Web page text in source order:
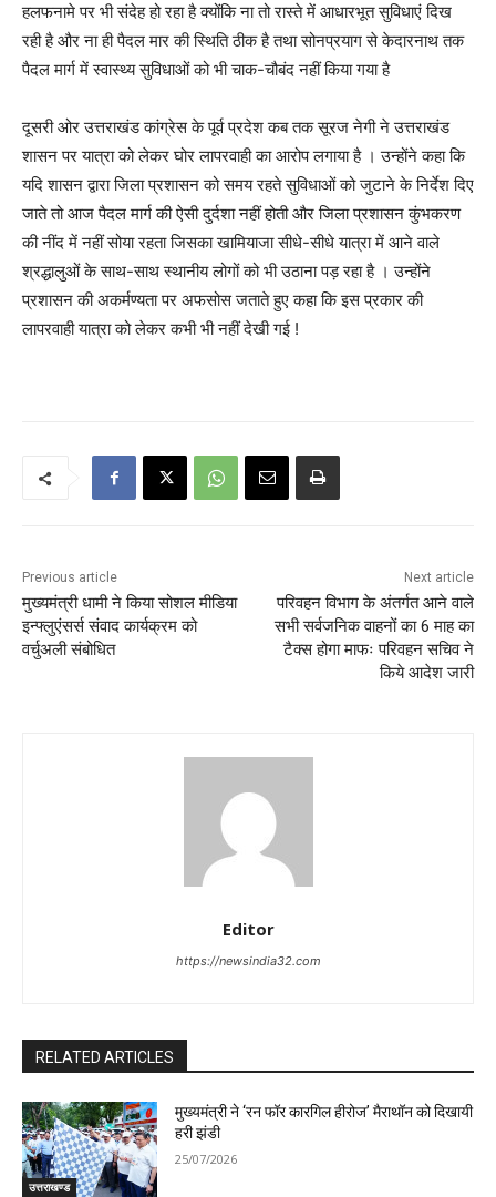
हलफनामे पर भी संदेह हो रहा है क्योंकि ना तो रास्ते में आधारभूत सुविधाएं दिख
रही है और ना ही पैदल मार की स्थिति ठीक है तथा सोनप्रयाग से केदारनाथ तक
पैदल मार्ग में स्वास्थ्य सुविधाओं को भी चाक-चौबंद नहीं किया गया है
दूसरी ओर उत्तराखंड कांग्रेस के पूर्व प्रदेश कब तक सूरज नेगी ने उत्तराखंड
शासन पर यात्रा को लेकर घोर लापरवाही का आरोप लगाया है । उन्होंने कहा कि
यदि शासन द्वारा जिला प्रशासन को समय रहते सुविधाओं को जुटाने के निर्देश दिए
जाते तो आज पैदल मार्ग की ऐसी दुर्दशा नहीं होती और जिला प्रशासन कुंभकरण
की नींद में नहीं सोया रहता जिसका खामियाजा सीधे-सीधे यात्रा में आने वाले
श्रद्धालुओं के साथ-साथ स्थानीय लोगों को भी उठाना पड़ रहा है । उन्होंने
प्रशासन की अकर्मण्यता पर अफसोस जताते हुए कहा कि इस प्रकार की
लापरवाही यात्रा को लेकर कभी भी नहीं देखी गई !
Previous article
मुख्यमंत्री धामी ने किया सोशल मीडिया
इन्फ्लुएंसर्स संवाद कार्यक्रम को
वर्चुअली संबोधित
Next article
परिवहन विभाग के अंतर्गत आने वाले
सभी सर्वजनिक वाहनों का 6 माह का
टैक्स होगा माफः परिवहन सचिव ने
किये आदेश जारी
Editor
https://newsindia32.com
RELATED ARTICLES
उत्तराखण्ड
मुख्यमंत्री ने ‘रन फॉर कारगिल हीरोज’ मैराथॉन को दिखायी
हरी झंडी
25/07/2026